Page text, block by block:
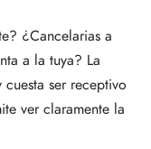
¿Cancelarias a
a la tuya? La
ser receptivo
ver claramente la